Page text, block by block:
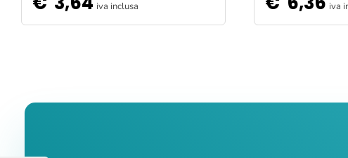
iva inclusa iva